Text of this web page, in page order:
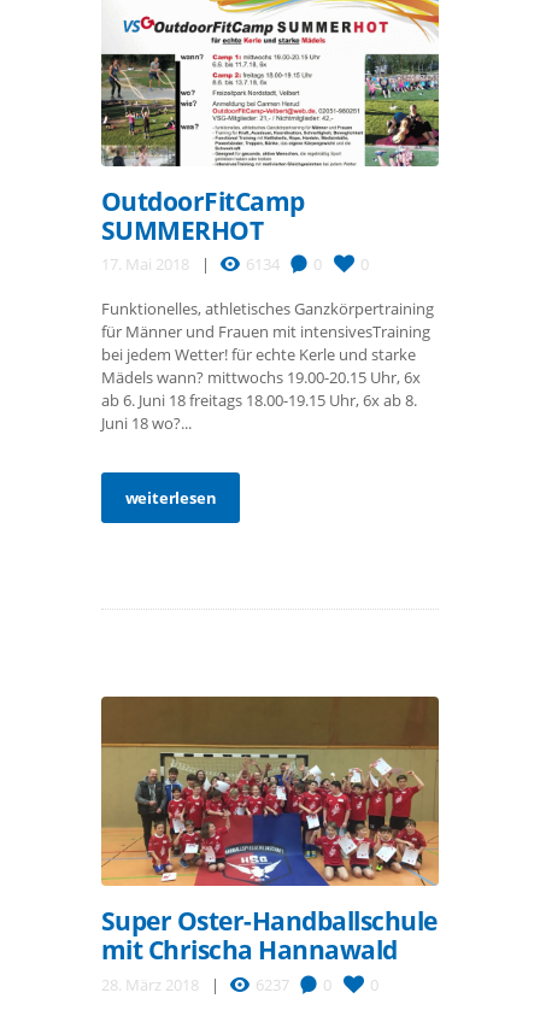
OutdoorFitCamp
SUMMERHOT
17. Mai 2018 6134 0 0
Funktionelles, athletisches Ganzkörpertraining
für Männer und Frauen mit intensivesTraining
bei jedem Wetter! für echte Kerle und starke
Mädels wann? mittwochs 19.00-20.15 Uhr, 6x
ab 6. Juni 18 freitags 18.00-19.15 Uhr, 6x ab 8.
Juni 18 wo?...
weiterlesen
Super Oster-Handballschule
mit Chrischa Hannawald
28. März 2018 6237 0 0